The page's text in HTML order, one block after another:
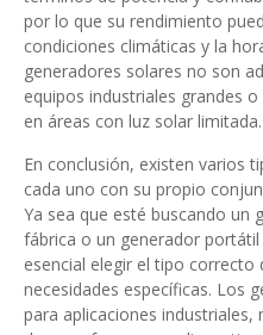
por lo que su rendimiento
condiciones climáticas y la
generadores solares no son
equipos industriales grandes
en áreas con luz solar limitada.
En conclusión, existen varios
cada uno con su propio
Ya sea que esté buscando un
fábrica o un generador
esencial elegir el tipo correcto
necesidades específicas. Los
para aplicaciones